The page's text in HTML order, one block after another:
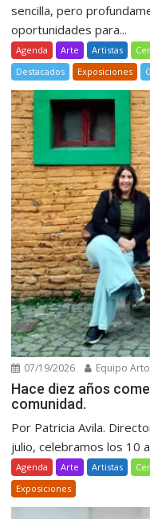
sencilla, pero
oportunidades para...
Agenda Arte Artistas
Destacados
Exposiciones
07/19/2026 Equipo
Hace diez años
comunidad.
Por Patricia Avila.
julio, celebramos los 10
Agenda Arte Artistas
Exposiciones